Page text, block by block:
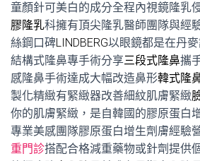
童顏針可美白的成分全程內視鏡隆乳
膠隆乳科擁有頂尖隆乳醫師團隊與經
絲鋼口碑LINDBERG以眼鏡都是在丹
結構式隆鼻專手術分享三段式隆鼻攜
感隆鼻手術達成大幅改造鼻形韓式隆
製化精緻有緊緻器改善細紋肌膚緊緻
你的肌膚緊緻，是自韓國的膠原蛋白
專業美感團隊膠原蛋白增生劑膚經驗
重門診搭配合格減重藥物或針劑提供